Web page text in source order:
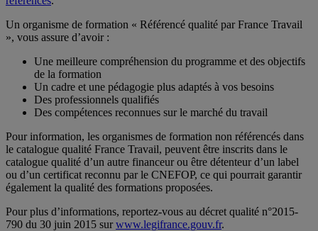
Un organisme de formation « Référencé qualité par France Travail
», vous assure d’avoir :
Une meilleure compréhension du programme et des objectifs
de la formation
Un cadre et une pédagogie plus adaptés à vos besoins
Des professionnels qualifiés
Des compétences reconnues sur le marché du travail
Pour information, les organismes de formation non référencés dans
le catalogue qualité France Travail, peuvent être inscrits dans le
catalogue qualité d’un autre financeur ou être détenteur d’un label
ou d’un certificat reconnu par le CNEFOP, ce qui pourrait garantir
également la qualité des formations proposées.
Pour plus d’informations, reportez-vous au décret qualité n°2015-
790 du 30 juin 2015 surwww.legifrance.gouv.fr.